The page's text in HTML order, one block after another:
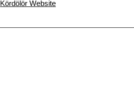
Kördölör Website